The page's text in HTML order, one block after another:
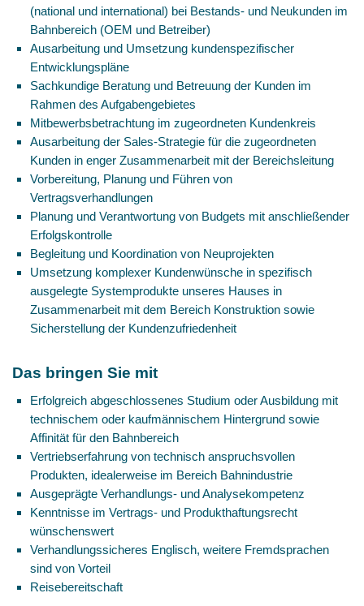
(national und international) bei Bestands- und Neukunden im
Bahnbereich (OEM und Betreiber)
Ausarbeitung und Umsetzung kundenspezifischer
Entwicklungspläne
Sachkundige Beratung und Betreuung der Kunden im
Rahmen des Aufgabengebietes
Mitbewerbsbetrachtung im zugeordneten Kundenkreis
Ausarbeitung der Sales-Strategie für die zugeordneten
Kunden in enger Zusammenarbeit mit der Bereichsleitung
Vorbereitung, Planung und Führen von
Vertragsverhandlungen
Planung und Verantwortung von Budgets mit anschließender
Erfolgskontrolle
Begleitung und Koordination von Neuprojekten
Umsetzung komplexer Kundenwünsche in spezifisch
ausgelegte Systemprodukte unseres Hauses in
Zusammenarbeit mit dem Bereich Konstruktion sowie
Sicherstellung der Kundenzufriedenheit
Das bringen Sie mit
Erfolgreich abgeschlossenes Studium oder Ausbildung mit
technischem oder kaufmännischem Hintergrund sowie
Affinität für den Bahnbereich
Vertriebserfahrung von technisch anspruchsvollen
Produkten, idealerweise im Bereich Bahnindustrie
Ausgeprägte Verhandlungs- und Analysekompetenz
Kenntnisse im Vertrags- und Produkthaftungsrecht
wünschenswert
Verhandlungssicheres Englisch, weitere Fremdsprachen
sind von Vorteil
Reisebereitschaft